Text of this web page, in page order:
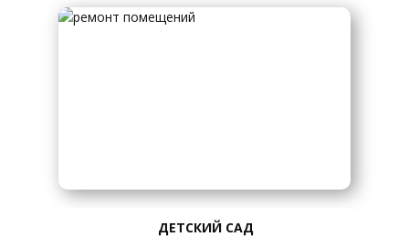
ДЕТСКИЙ САД